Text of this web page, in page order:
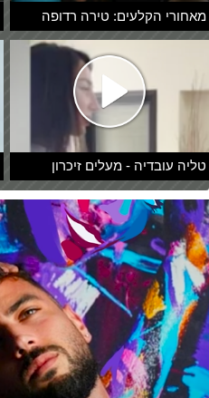
מאחורי הקלעים: טירה רדופה
טליה עובדיה - מעלים זיכרון